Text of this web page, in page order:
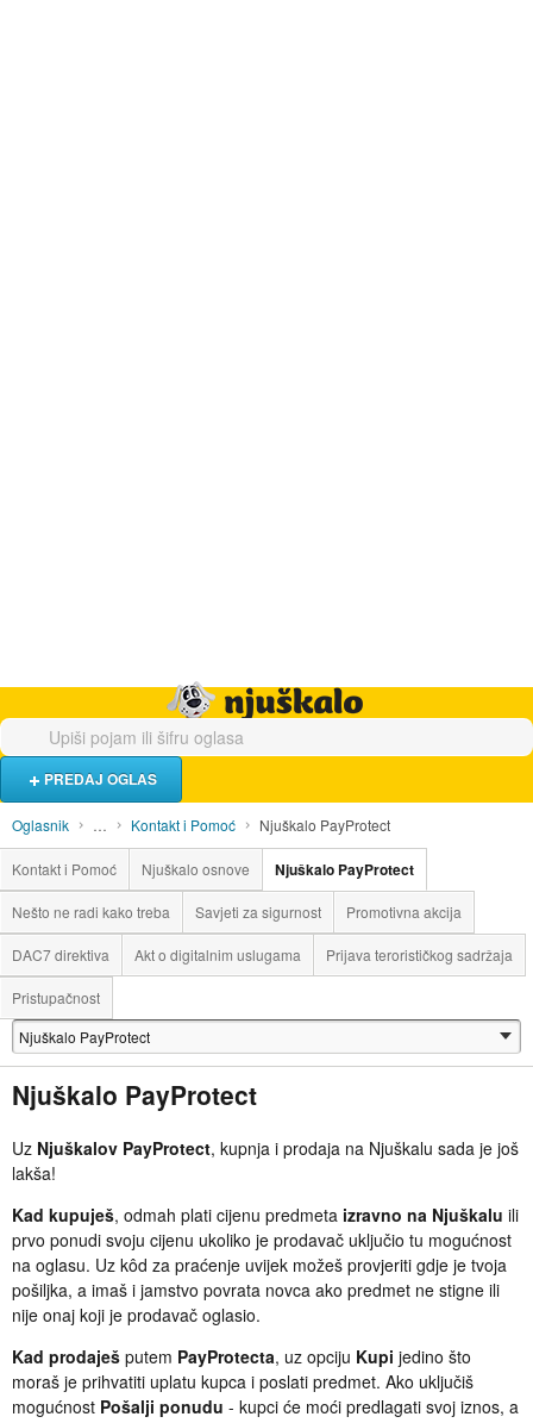
PREDAJ OGLAS
Oglasnik … Kontakt i Pomoć Njuškalo PayProtect
Kontakt i Pomoć Njuškalo osnove Njuškalo PayProtect
Nešto ne radi kako treba Savjeti za sigurnost Promotivna akcija
DAC7 direktiva Akt o digitalnim uslugama Prijava terorističkog sadržaja
Pristupačnost
Njuškalo PayProtect
Uz Njuškalov PayProtect, kupnja i prodaja na Njuškalu sada je još
lakša!
Kad kupuješ, odmah plati cijenu predmeta izravno na Njuškalu ili
prvo ponudi svoju cijenu ukoliko je prodavač uključio tu mogućnost
na oglasu. Uz kôd za praćenje uvijek možeš provjeriti gdje je tvoja
pošiljka, a imaš i jamstvo povrata novca ako predmet ne stigne ili
nije onaj koji je prodavač oglasio.
Kad prodaješputem PayProtecta, uz opciju Kupi jedino što
moraš je prihvatiti uplatu kupca i poslati predmet. Ako uključiš
mogućnost Pošalji ponudu - kupci će moći predlagati svoj iznos, a